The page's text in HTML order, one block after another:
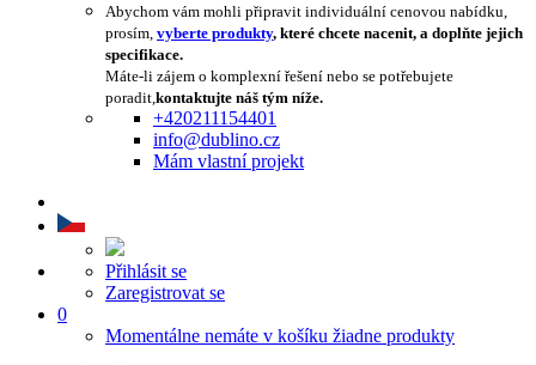
Abychom vám mohli připravit individuální cenovou nabídku,
prosím, vyberte produkty, které chcete nacenit, a doplňte jejich
specifikace.
Máte-li zájem o komplexní řešení nebo se potřebujete
poradit,kontaktujte náš tým níže.
+420211154401
info@dublino.cz
Mám vlastní projekt
Přihlásit se
Zaregistrovat se
0
Momentálne nemáte v košíku žiadne produkty